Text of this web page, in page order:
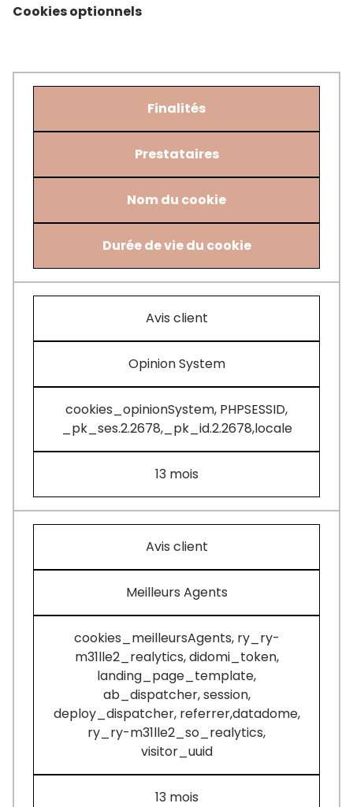
Cookies optionnels
Finalités
Prestataires
Nom du cookie
Durée de vie du cookie
Avis client
Opinion System
cookies_opinionSystem, PHPSESSID,
_pk_ses.2.2678,_pk_id.2.2678,locale
13 mois
Avis client
Meilleurs Agents
cookies_meilleursAgents, ry_ry-
m31lle2_realytics, didomi_token,
landing_page_template,
ab_dispatcher, session,
deploy_dispatcher, referrer,datadome,
ry_ry-m31lle2_so_realytics,
visitor_uuid
13 mois